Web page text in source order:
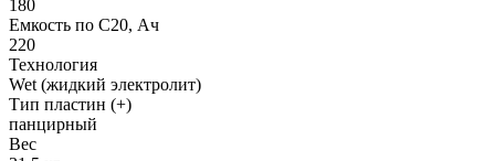
180
Емкость по С20, Ач
220
Технология
Wet (жидкий электролит)
Тип пластин (+)
панцирный
Вес